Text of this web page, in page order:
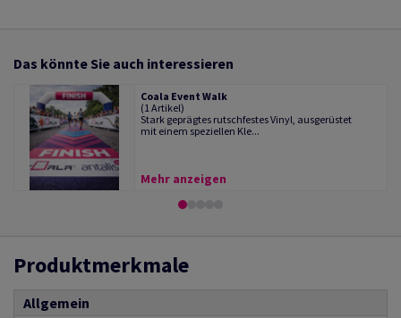
Das könnte Sie auch interessieren
Coala Event Walk
(1 Artikel)
Stark geprägtes rutschfestes Vinyl, ausgerüstet
mit einem speziellen Kle...
Mehr anzeigen
Produktmerkmale
Allgemein